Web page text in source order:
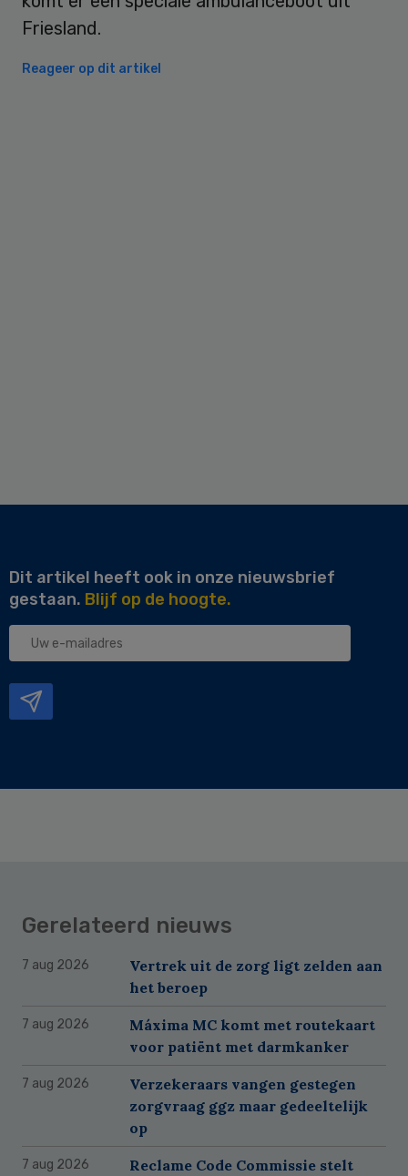
Friesland.
Reageer op dit artikel
Dit artikel heeft ook in onze nieuwsbrief
gestaan. Blijf op de hoogte.
Uw
Gerelateerd nieuws
7 aug 2026
Vertrek uit de zorg ligt zelden aan
het beroep
7 aug 2026
Máxima MC komt met routekaart
voor patiënt met darmkanker
7 aug 2026
Verzekeraars vangen gestegen
zorgvraag ggz maar gedeeltelijk
op
7 aug 2026
Reclame Code Commissie stelt